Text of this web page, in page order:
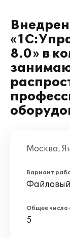
8.0» в
Москва,
Вариант
Файловый
Общее число
5